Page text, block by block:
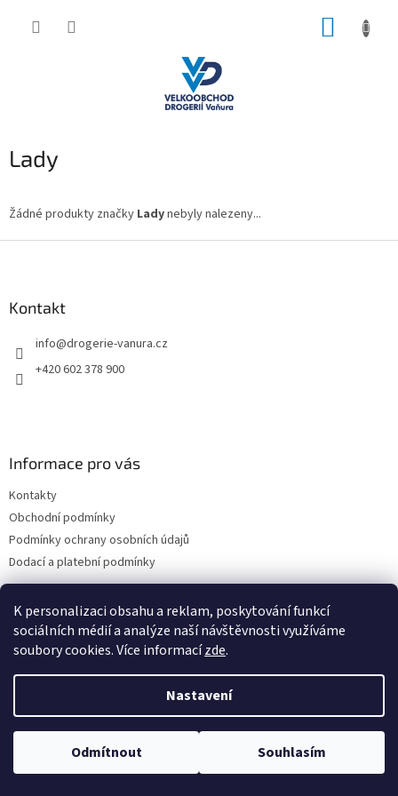
K personalizaci obsahu a reklam, poskytování funkcí
sociálních médií a analýze naší návštěvnosti využíváme
soubory cookies. Více informacízde.
Nastavení
Odmítnout Souhlasím
Lady
Žádné produkty značky Ladynebyly nalezeny...
Kontakt
info@drogerie-vanura.cz
+420 602 378 900
Informace pro vás
Kontakty
Obchodní podmínky
Podmínky ochrany osobních údajů
Dodací a platební podmínky
Vytvořil Shoptet
drogerie-vanura.cz. Všechna práva vyhrazena.
Upravit nastavení cookies